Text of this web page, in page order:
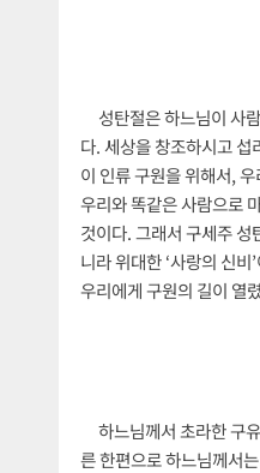
성탄절은 하느님이 사
다. 세상을 창조하시고 섭
이 인류 구원을 위해서,
우리와 똑같은 사람으로
것이다. 그래서 구세주 성
니라 위대한 ‘사랑의 신
우리에게 구원의 길이 열
하느님께서 초라한 구
른 한편으로 하느님께서